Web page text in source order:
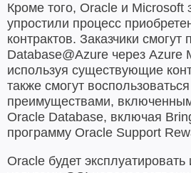
Кроме того, Oracle и Microsoft
упростили процесс
контрактов. Заказчики смогут
Database@Azure через Azure
используя существующие
также смогут
преимуществами,
Oracle Database, включая
программу Oracle Support
Oracle будет эксплуатировать